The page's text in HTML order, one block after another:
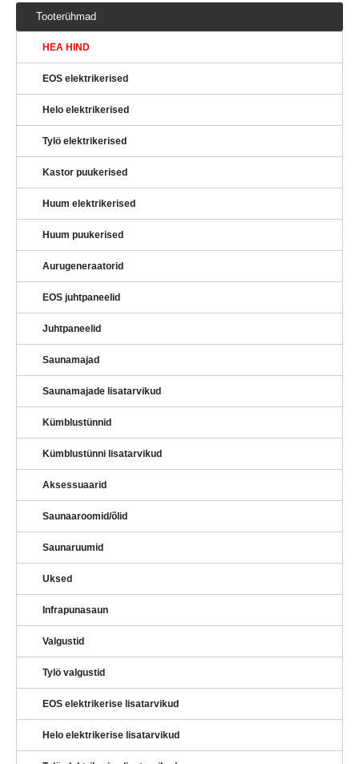
Tooterühmad
HEA HIND
EOS elektrikerised
Helo elektrikerised
Tylö elektrikerised
Kastor puukerised
Huum elektrikerised
Huum puukerised
Aurugeneraatorid
EOS juhtpaneelid
Juhtpaneelid
Saunamajad
Saunamajade lisatarvikud
Kümblustünnid
Kümblustünni lisatarvikud
Aksessuaarid
Saunaaroomid/õlid
Saunaruumid
Uksed
Infrapunasaun
Valgustid
Tylö valgustid
EOS elektrikerise lisatarvikud
Helo elektrikerise lisatarvikud